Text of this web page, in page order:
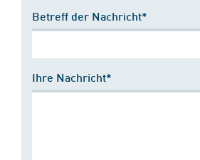
Betreff der Nachricht*
Ihre Nachricht*